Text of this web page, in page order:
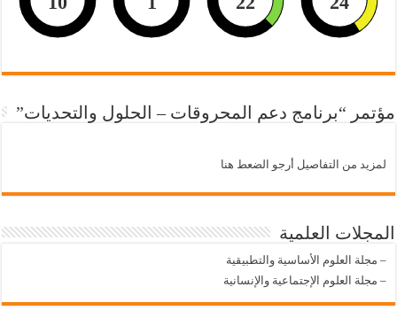
مؤتمر “برنامج دعم المحروقات – الحلول والتحديات”
لمزيد من التفاصيل أرجو الضعط هنا
المجلات العلمية
– مجلة العلوم الأساسية والتطبيقية
– مجلة العلوم الإجتماعية والإنسانية